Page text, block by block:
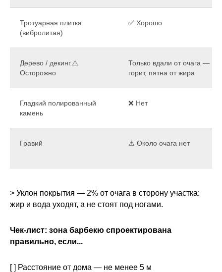
Тротуарная плитка
(вибролитая)
✅ Хорошо
Дерево / декинг.⚠️
Осторожно
Только вдали от очага —
горит, пятна от жира
Гладкий полированный
камень
❌ Нет
Гравий ⚠️ Около очага нет
> Уклон покрытия — 2% от очага в сторону участка:
жир и вода уходят, а не стоят под ногами.
Чек-лист: зона барбекю спроектирована
правильно, если...
[ ] Расстояние от дома — не менее 5 м